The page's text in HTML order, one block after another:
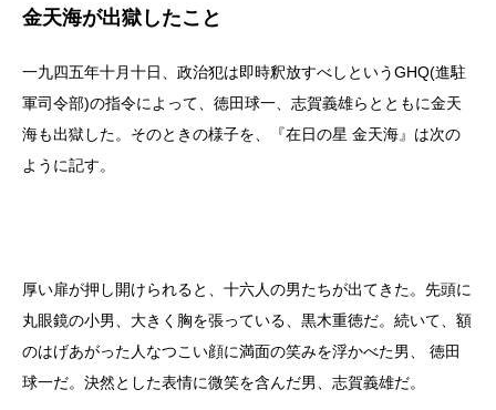
金天海が出獄したこと
一九四五年十月十日、政治犯は即時釈放すべしというGHQ(進駐
軍司令部)の指令によって、徳田球一、志賀義雄らとともに金天
海も出獄した。そのときの様子を、『在日の星 金天海』は次の
ように記す。
厚い扉が押し開けられると、十六人の男たちが出てきた。先頭に
丸眼鏡の小男、大きく胸を張っている、黒木重徳だ。続いて、額
のはげあがった人なつこい顔に満面の笑みを浮かべた男、 徳田
球一だ。決然とした表情に微笑を含んだ男、志賀義雄だ。